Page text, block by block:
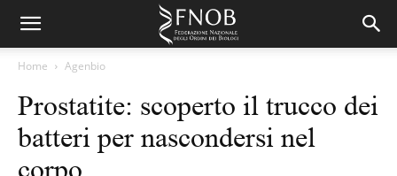
Home Agenbio
Prostatite: scoperto il trucco dei
batteri per nascondersi nel
corpo